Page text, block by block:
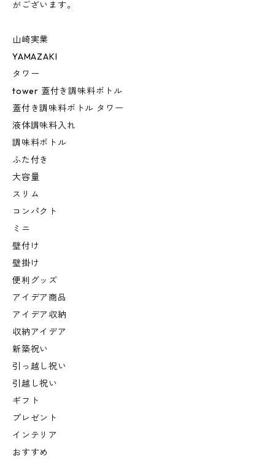
がございます。
山崎実業
YAMAZAKI
タワー
tower 蓋付き調味料ボトル
蓋付き調味料ボトル タワー
液体調味料入れ
調味料ボトル
ふた付き
大容量
スリム
コンパクト
ミニ
壁付け
壁掛け
便利グッズ
アイデア商品
アイデア収納
収納アイデア
新築祝い
引っ越し祝い
引越し祝い
ギフト
プレゼント
インテリア
おすすめ